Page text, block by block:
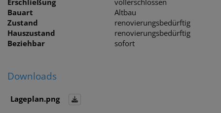
Bauart
Altbau
Zustand
renovierungsbedürftig
Hauszustand
renovierungsbedürftig
Beziehbar
sofort
Downloads
Lageplan.png